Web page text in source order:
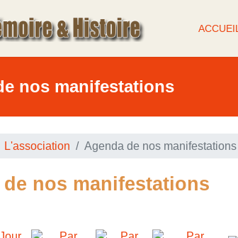
ACCUEIL
nos manifestations
L'association Agenda de nos manifestations
nos manifestations